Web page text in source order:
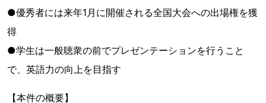
●優秀者には来年1月に開催される全国大会への出場権を獲
得
●学生は一般聴衆の前でプレゼンテーションを行うこと
で、英語力の向上を目指す
【本件の概要】